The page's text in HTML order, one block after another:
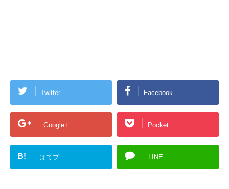
Twitter Facebook
Google+ Pocket
B! はてブ LINE